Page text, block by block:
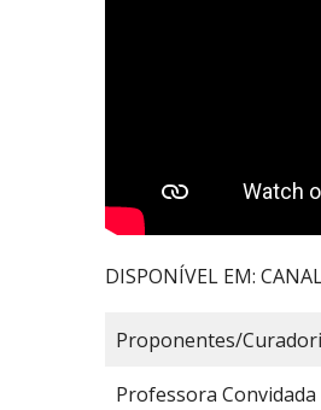
DISPONÍVEL EM:
Proponentes/
Professora Convidada